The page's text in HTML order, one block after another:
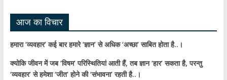
आज का विचार
हमारा ‘व्यवहार’ कई बार हमारे ‘ज्ञान’ से अधिक ‘अच्छा’ साबित होता है..।
क्योकि जीवन में जब ‘विषम’ परिस्थितियां आती हैं,तब ज्ञान ‘हार’ सकता है,परन्तु
‘व्यवहार’ से हमेशा ‘जीत’ होने की ‘संभावना’ रहती है..।